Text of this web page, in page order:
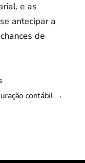
e as
antecipar a
de
contábil →